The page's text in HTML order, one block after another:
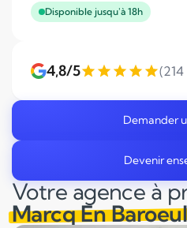
Votre agence à
Marcq En Baroeul
Disponible jusqu'à 18h
4,8/5 (214
Demander
Devenir